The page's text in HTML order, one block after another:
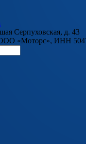
Серпуховская, д. 43
«Моторс», ИНН